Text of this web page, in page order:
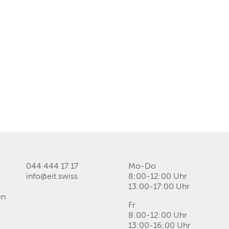
044 444 17 17
info@eit swiss
Mo-Do
8:00-12:00 Uhr
13:00-17:00 Uhr
Fr
8:00-12:00 Uhr
13:00-16:00 Uhr